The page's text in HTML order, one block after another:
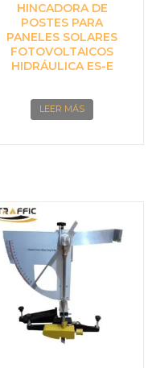
HINCADORA DE
POSTES PARA
PANELES SOLARES
FOTOVOLTAICOS
HIDRÁULICA ES-E
LEER MÁS